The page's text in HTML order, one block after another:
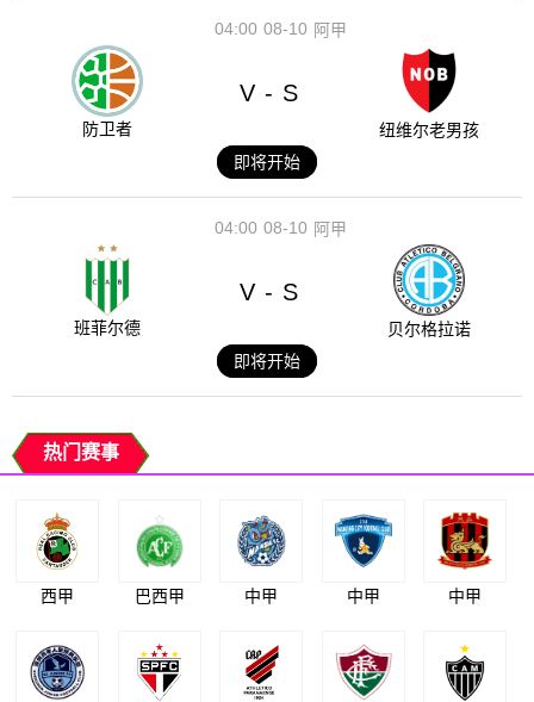
08-10
04:00 阿甲
防卫者
V - S
纽维尔老男孩
即将开始
08-10
04:00 阿甲
班菲尔德
V - S
贝尔格拉诺
即将开始
热门赛事
西甲 巴西甲 中甲 中甲 中甲